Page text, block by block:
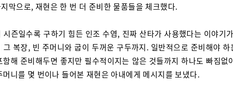
막으로, 재현은 한 번 더 준비한 물품들을 체크했다.
시즌일수록 구하기 힘든 인조 수염, 진짜 산타가 사용했다는 이야기
그 복장, 빈 주머니와 굽이 두꺼운 구두까지. 일반적으로 준비해야 하
함해 준비해두면 좋지만 필수적이지는 않은 것들까지 하나도 빠짐없
머니를 몇 번이나 들어본 재현은 아내에게 메시지를 보냈다.